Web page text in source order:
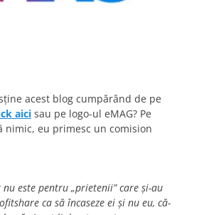
acest blog cumpărând de pe
aici sau pe logo-ul eMAG? Pe
nimic, eu primesc un comision
nu este pentru „prietenii” care și-au
ca să încaseze ei și nu eu, că-